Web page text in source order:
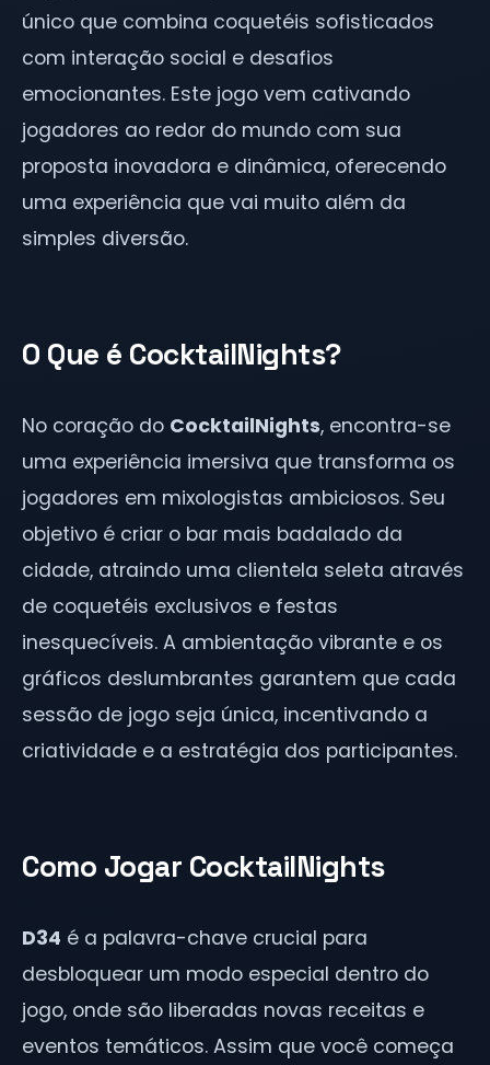
único que combina coquetéis sofisticados
com interação social e desafios
emocionantes. Este jogo vem cativando
jogadores ao redor do mundo com sua
proposta inovadora e dinâmica, oferecendo
uma experiência que vai muito além da
simples diversão.
O Que é CocktailNights?
No coração do CocktailNights, encontra-se
uma experiência imersiva que transforma os
jogadores em mixologistas ambiciosos. Seu
objetivo é criar o bar mais badalado da
cidade, atraindo uma clientela seleta através
de coquetéis exclusivos e festas
inesquecíveis. A ambientação vibrante e os
gráficos deslumbrantes garantem que cada
sessão de jogo seja única, incentivando a
criatividade e a estratégia dos participantes.
Como Jogar CocktailNights
D34 é a palavra-chave crucial para
desbloquear um modo especial dentro do
jogo, onde são liberadas novas receitas e
eventos temáticos. Assim que você começa